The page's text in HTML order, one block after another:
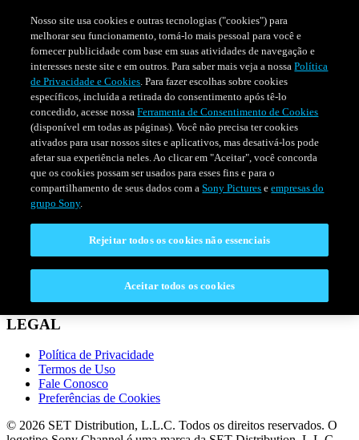
SÉRIESPROGRAMAÇÃO
CONECTAR
Perguntas Frequentes
LEGAL
Política de Privacidade
Termos de Uso
Fale Conosco
Preferências de Cookies
© 2026 SET Distribution, L.L.C. Todos os direitos reservados. O
Nosso site usa cookies e outras tecnologias ("cookies") para
melhorar seu funcionamento, torná-lo mais pessoal para você e
fornecer publicidade com base em suas atividades de navegação e
interesses neste site e em outros. Para saber mais veja a nossaPolítica
de Privacidade e Cookies. Para fazer escolhas sobre cookies
específicos, incluída a retirada do consentimento após tê-lo
concedido, acesse nossaFerramenta de Consentimento de Cookies
(disponível em todas as páginas). Você não precisa ter cookies
ativados para usar nossos sites e aplicativos, mas desativá-los pode
afetar sua experiência neles. Ao clicar em "Aceitar", você concorda
que os cookies possam ser usados para esses fins e para o
compartilhamento de seus dados com aSony Pictures eempresas do
grupo Sony.
Rejeitar todos os cookies não essenciais
Aceitar todos os cookies